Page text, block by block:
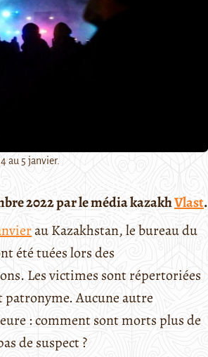
au 5 janvier.
2022 par le média kazakhVlast.
au Kazakhstan, le bureau du
été tuées lors des
Les victimes sont répertoriées
Aucune autre
: comment sont morts plus de
de suspect ?